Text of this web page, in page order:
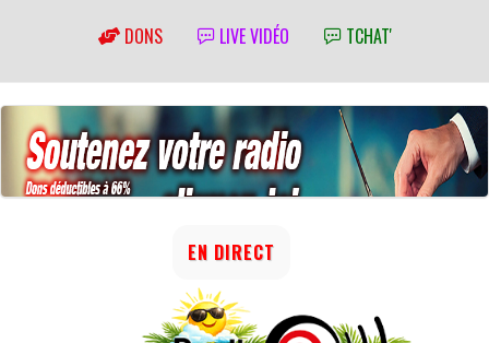
DONS LIVE VIDÉO TCHAT'
EN DIRECT